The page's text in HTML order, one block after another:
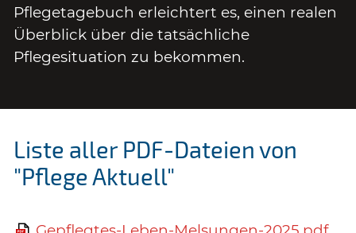
Pflegetagebuch erleichtert es, einen realen
Überblick über die tatsächliche
Pflegesituation zu bekommen.
Liste aller PDF-Dateien von
"Pflege Aktuell"